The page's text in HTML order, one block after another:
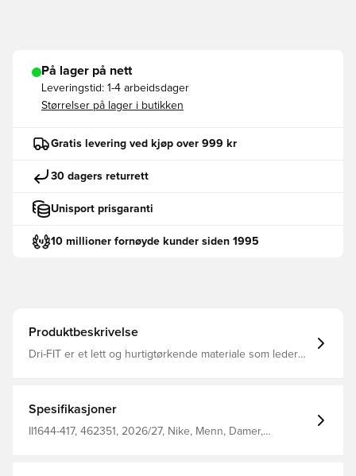
På lager på nett
Leveringstid: 1-4 arbeidsdager
Størrelser på lager i butikken
Gratis levering ved kjøp over 999 kr
30 dagers returrett
Unisport prisgaranti
10 millioner fornøyde kunder siden 1995
Produktbeskrivelse
Dri-FIT er et lett og hurtigtørkende materiale som leder
Spesifikasjoner
II1644-417, 462351, 2026/27, Nike, Menn, Damer,